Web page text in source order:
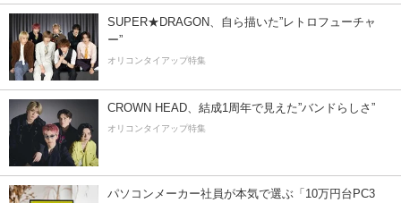
SUPER★DRAGON、自ら描いた”レトロフューチャ
ー”
オリコンタイアップ特集
CROWN HEAD、結成1周年で見えた”バンドらしさ”
オリコンタイアップ特集
パソコンメーカー社員が本気で選ぶ「10万円台PC3